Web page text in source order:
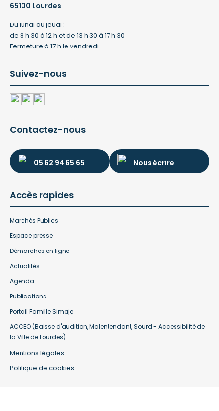
65100 Lourdes
Du lundi au jeudi :
de 8 h 30 à 12 h et de 13 h 30 à 17 h 30
Fermeture à 17 h le vendredi
Suivez-nous
Contactez-nous
05 62 94 65 65 Nous écrire
Accès rapides
Marchés Publics
Espace presse
Démarches en ligne
Actualités
Agenda
Publications
Portail Famille Simaje
ACCEO (Baisse d'audition, Malentendant, Sourd - Accessibilité de
la Ville de Lourdes)
Mentions légales
Politique de cookies